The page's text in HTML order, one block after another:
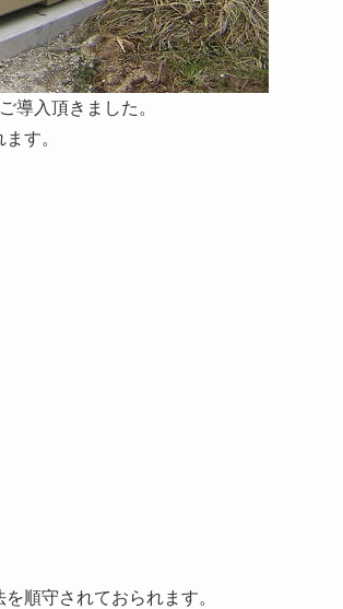
導入頂きました。
す。
順守されておられます。